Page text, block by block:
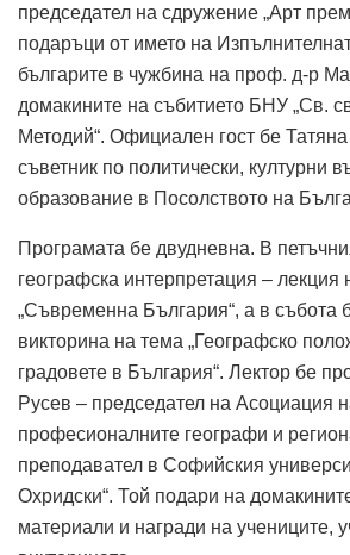
председател на сдружение „Арт
подаръци от името на
българите в чужбина на проф. д-р
домакините на събитието БНУ „Св.
Методий“. Официален гост бе
съветник по политически, културни
образование в Посолството на
Програмата бе двудневна. В
географска интерпретация – лекция
„Съвременна България“, а в събота
викторина на тема „Геог­рафско
градовете в България“. Лектор бе
Русев – председател на Асоциация
професионалните географи и
преподавател в Софийския
Охридски“. Той подари на
материали и награди на учениците,